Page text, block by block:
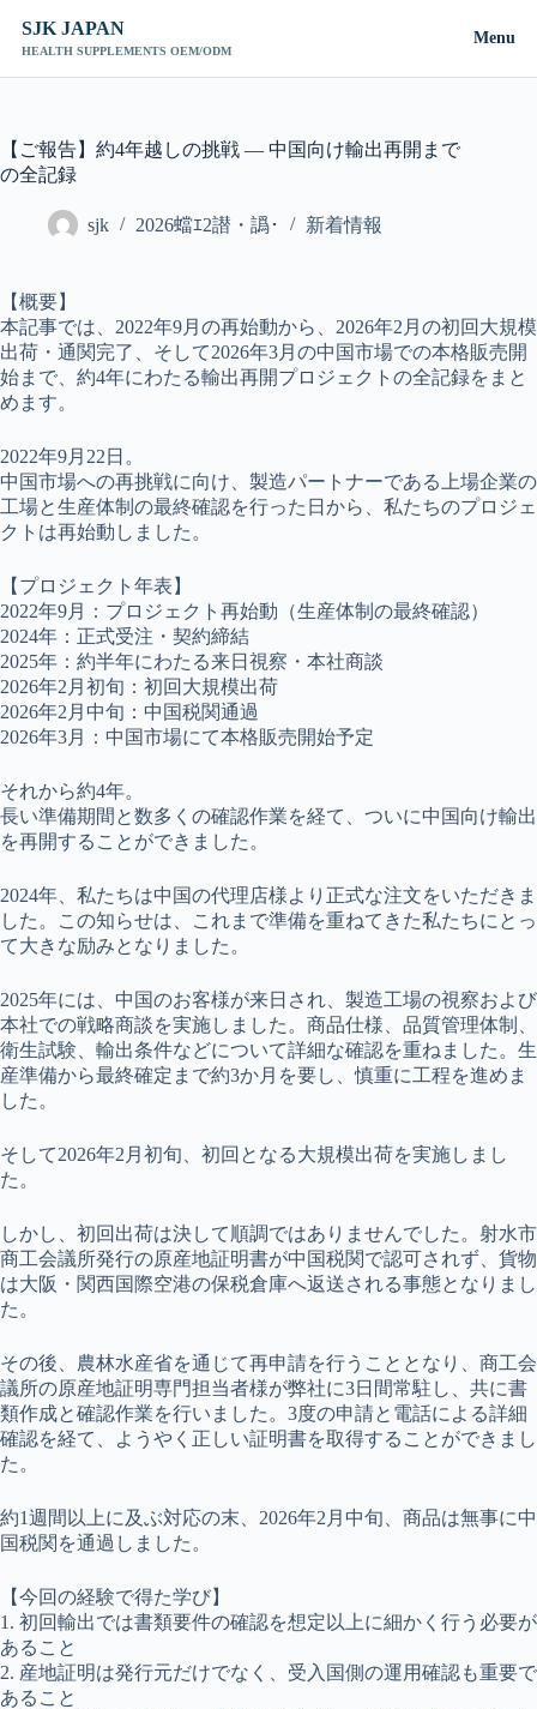
SJK JAPAN
HEALTH SUPPLEMENTS OEM/ODM
Menu
テ
ン
ツ
ッ
プ
【ご報告】約4年越しの挑戦 ― 中国向け輸出再開まで
の全記録
sjk 2026蟷ｴ2譛・譌･ 新着情報
【概要】
本記事では、2022年9月の再始動から、2026年2月の初回大規模
出荷・通関完了、そして2026年3月の中国市場での本格販売開
始まで、約4年にわたる輸出再開プロジェクトの全記録をまと
めます。
2022年9月22日。
中国市場への再挑戦に向け、製造パートナーである上場企業の
工場と生産体制の最終確認を行った日から、私たちのプロジェ
クトは再始動しました。
【プロジェクト年表】
2022年9月：プロジェクト再始動（生産体制の最終確認）
2024年：正式受注・契約締結
2025年：約半年にわたる来日視察・本社商談
2026年2月初旬：初回大規模出荷
2026年2月中旬：中国税関通過
2026年3月：中国市場にて本格販売開始予定
それから約4年。
長い準備期間と数多くの確認作業を経て、ついに中国向け輸出
を再開することができました。
2024年、私たちは中国の代理店様より正式な注文をいただきま
した。この知らせは、これまで準備を重ねてきた私たちにとっ
て大きな励みとなりました。
2025年には、中国のお客様が来日され、製造工場の視察および
本社での戦略商談を実施しました。商品仕様、品質管理体制、
衛生試験、輸出条件などについて詳細な確認を重ねました。生
産準備から最終確定まで約3か月を要し、慎重に工程を進めま
した。
そして2026年2月初旬、初回となる大規模出荷を実施しまし
た。
しかし、初回出荷は決して順調ではありませんでした。射水市
商工会議所発行の原産地証明書が中国税関で認可されず、貨物
は大阪・関西国際空港の保税倉庫へ返送される事態となりまし
た。
その後、農林水産省を通じて再申請を行うこととなり、商工会
議所の原産地証明専門担当者様が弊社に3日間常駐し、共に書
類作成と確認作業を行いました。3度の申請と電話による詳細
確認を経て、ようやく正しい証明書を取得することができまし
た。
約1週間以上に及ぶ対応の末、2026年2月中旬、商品は無事に中
国税関を通過しました。
【今回の経験で得た学び】
1. 初回輸出では書類要件の確認を想定以上に細かく行う必要が
あること
2. 産地証明は発行元だけでなく、受入国側の運用確認も重要で
あること